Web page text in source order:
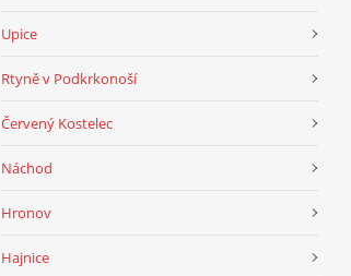
Upice
Rtyně v Podkrkonoší
Červený Kostelec
Náchod
Hronov
Hajnice